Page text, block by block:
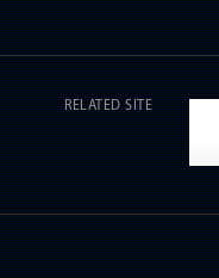
RELATED SITE